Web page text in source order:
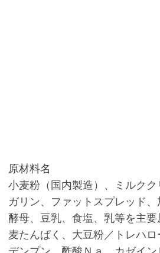
原材料名
小麦粉（国内製造）、ミルク
ガリン、ファットスプレッド
酵母、豆乳、食塩、乳等を主
麦たんぱく、大豆粉／トレハ
デンプン、酢酸Ｎａ、カゼイ